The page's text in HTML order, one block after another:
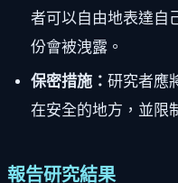
者可以自由地表達自
份會被洩露。
保密措施： 研究者應
在安全的地方，並限
報告研究結果